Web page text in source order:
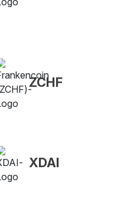
ZCHF
XDAI